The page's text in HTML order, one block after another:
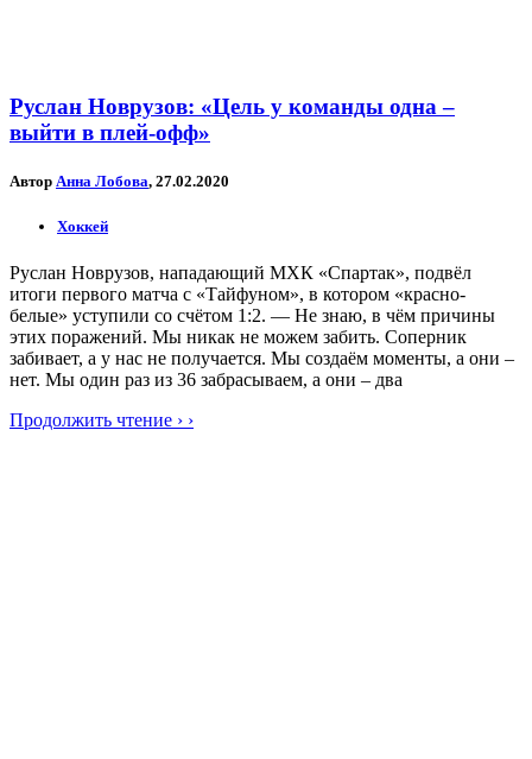
Руслан Новрузов: «Цель у команды одна –
выйти в плей-офф»
Автор Анна Лобова, 27.02.2020
Хоккей
Руслан Новрузов, нападающий МХК «Спартак», подвёл
итоги первого матча с «Тайфуном», в котором «красно-
белые» уступили со счётом 1:2. — Не знаю, в чём причины
этих поражений. Мы никак не можем забить. Соперник
забивает, а у нас не получается. Мы создаём моменты, а они –
нет. Мы один раз из 36 забрасываем, а они – два
Продолжить чтение › ›